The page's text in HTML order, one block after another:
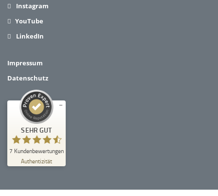
Instagram
YouTube
LinkedIn
Impressum
Datenschutz
SEHR GUT
7 Kundenbewertungen
Authentizität
Kundenbewertungen und Erfahrungen zu
Schloss-Schule Kirchberg
SEHR GUT